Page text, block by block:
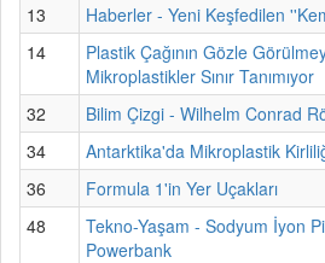
13
Haberler - Yeni Keşfedilen
14
Plastik Çağının Gözle
Mikroplastikler Sınır Tanımıyor
32
Bilim Çizgi - Wilhelm Conrad
34
Antarktika'da Mikroplastik
36
Formula 1'in Yer Uçakları
48
Tekno-Yaşam - Sodyum İyon
Powerbank